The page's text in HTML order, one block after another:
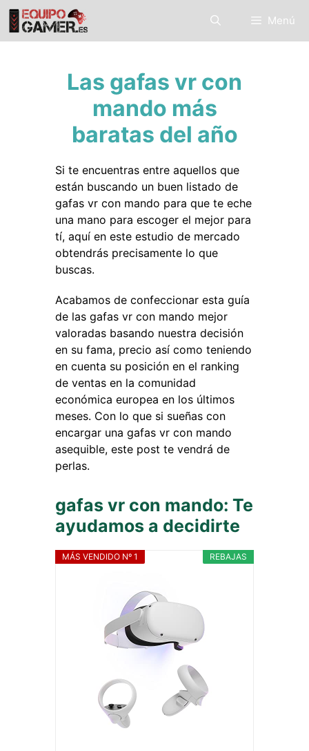
Saltar
contenido
Menú
Las gafas vr con
mando más
baratas del año
Si te encuentras entre aquellos que
están buscando un buen listado de
gafas vr con mando para que te eche
una mano para escoger el mejor para
tí, aquí en este estudio de mercado
obtendrás precisamente lo que
buscas.
Acabamos de confeccionar esta guía
de las gafas vr con mando mejor
valoradas basando nuestra decisión
en su fama, precio así como teniendo
en cuenta su posición en el ranking
de ventas en la comunidad
económica europea en los últimos
meses. Con lo que si sueñas con
encargar una gafas vr con mando
asequible, este post te vendrá de
perlas.
gafas vr con mando: Te
ayudamos a decidirte
REBAJAS
MÁS VENDIDO Nº 1